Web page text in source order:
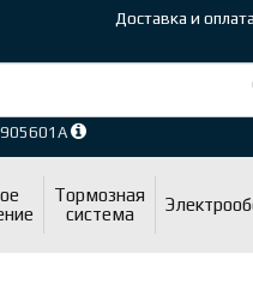
Доставка и оплата
Тормозная
система